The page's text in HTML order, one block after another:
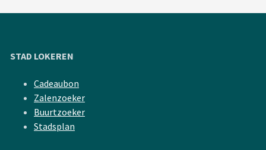
STAD LOKEREN
Cadeaubon
Zalenzoeker
Buurtzoeker
Stadsplan